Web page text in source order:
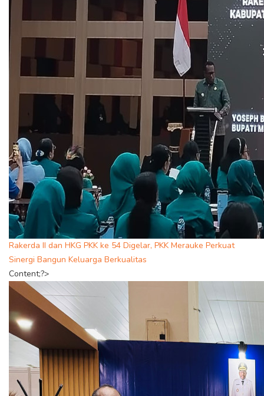
Rakerda II dan HKG PKK ke 54 Digelar, PKK Merauke Perkuat
Sinergi Bangun Keluarga Berkualitas
Content;?>